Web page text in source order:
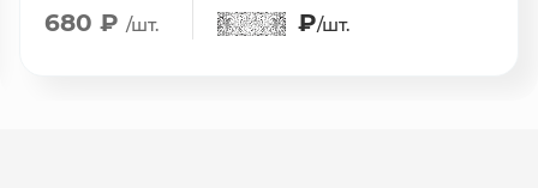
680 ₽ /шт. ₽/шт.